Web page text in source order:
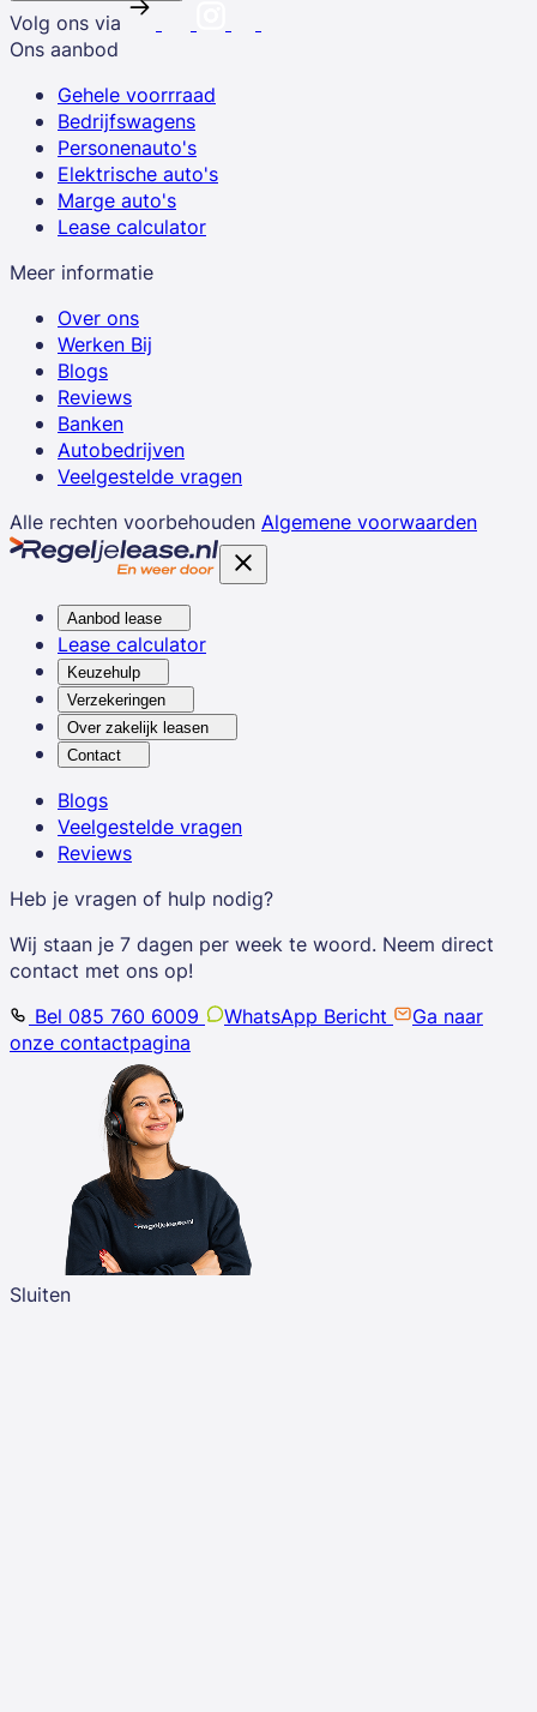
Volg ons via
Ons aanbod
Gehele voorrraad
Bedrijfswagens
Personenauto's
Elektrische auto's
Marge auto's
Lease calculator
Meer informatie
Over ons
Werken Bij
Blogs
Reviews
Banken
Autobedrijven
Veelgestelde vragen
Alle rechten voorbehouden Algemene voorwaarden
Aanbod lease
Lease calculator
Keuzehulp
Verzekeringen
Over zakelijk leasen
Contact
Blogs
Veelgestelde vragen
Reviews
Heb je vragen of hulp nodig?
Wij staan je 7 dagen per week te woord. Neem direct
contact met ons op!
Bel 085 760 6009
WhatsApp Bericht
Ga naar
onze contactpagina
Sluiten